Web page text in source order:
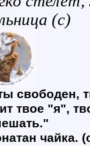
(с)
свободен,
твое "я",
чайка.